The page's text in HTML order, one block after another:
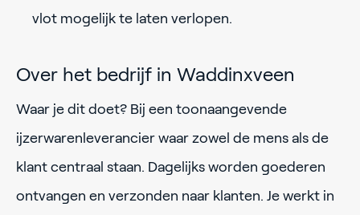
vlot mogelijk te laten verlopen.
Over het bedrijf in Waddinxveen
Waar je dit doet? Bij een toonaangevende
ijzerwarenleverancier waar zowel de mens als de
klant centraal staan. Dagelijks worden goederen
ontvangen en verzonden naar klanten. Je werkt in